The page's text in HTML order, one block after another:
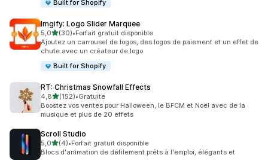
Built for Shopify
Imgify: Logo Slider Marquee
5,0étoile(s) sur 5
(30)
30 avis au total
•Forfait gratuit disponible
Ajoutez un carrousel de logos, des logos de paiement et un effet de
chute avec un créateur de logo
Built for Shopify
RT: Christmas Snowfall Effects
4,8étoile(s) sur 5
(152)
152 avis au total
•Gratuite
Boostez vos ventes pour Halloween, le BFCM et Noël avec de la
musique et plus de 20 effets
Scroll Studio
5,0étoile(s) sur 5
(4)
4 avis au total
•Forfait gratuit disponible
Blocs d'animation de défilement prêts à l'emploi, élégants et